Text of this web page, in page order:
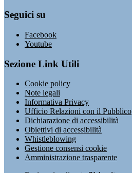
Seguici su
Facebook
Youtube
Sezione Link Utili
Cookie policy
Note legali
Informativa Privacy
Ufficio Relazioni con il Pubblico
Dichiarazione di accessibilità
Obiettivi di accessibilità
Whistleblowing
Gestione consensi cookie
Amministrazione trasparente